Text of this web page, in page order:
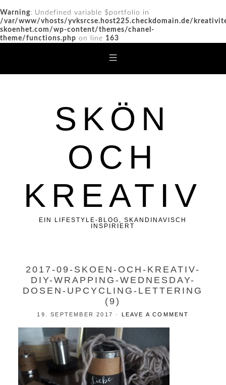
Warning: Undefined variable $portfolio in
/var/www/vhosts/yvksrcse.host225.checkdomain.de/
skoenhet.com/wp-content/themes/chanel-
theme/functions.php on line 163
SKÖN
OCH
KREATIV
EIN LIFESTYLE-BLOG, SKANDINAVISCH
INSPIRIERT
2017-09-SKOEN-OCH-KREATIV-
DIY-WRAPPING-WEDNESDAY-
DOSEN-UPCYCLING-LETTERING
(9)
19. SEPTEMBER 2017 · LEAVE A COMMENT